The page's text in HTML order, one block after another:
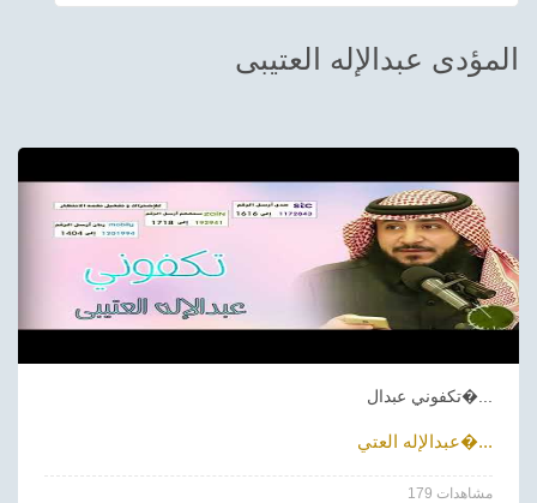
Sudani tones
المؤدى عبدالإله العتيبى
تكفوني عبدال�...
عبدالإله العتي�...
179 مشاهدات